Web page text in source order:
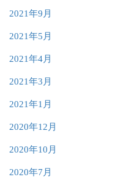
2021年9月
2021年5月
2021年4月
2021年3月
2021年1月
2020年12月
2020年10月
2020年7月